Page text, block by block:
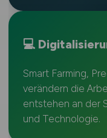
💻
Smart Farming,
verändern die
entstehen an der
und Technologie.